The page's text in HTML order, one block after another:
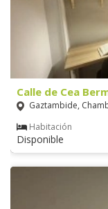
Calle de Cea
Gaztambide,
Habitación
Disponible